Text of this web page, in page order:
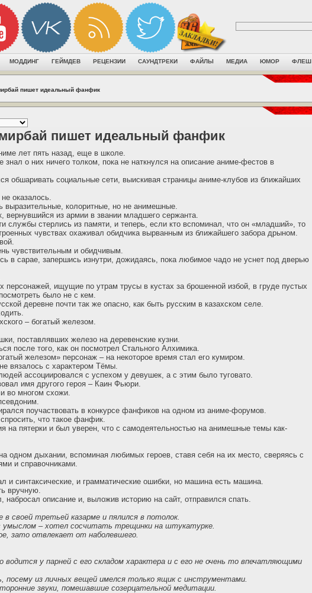
МОДДИНГ ГЕЙМДЕВ РЕЦЕНЗИИ САУНДТРЕКИ ФАЙЛЫ МЕДИА ЮМОР ФЛЕШ
пишет идеальный фанфик
пишет идеальный фанфик
лет пять назад, еще в школе.
знал о них ничего толком, пока не наткнулся на описание аниме-фестов в
обшаривать социальные сети, выискивая страницы аниме-клубов из ближайших
оказалось.
выразительные, колоритные, но не анимешные.
вернувшийся из армии в звании младшего сержанта.
службы стерлись из памяти, и теперь, если кто вспоминал, что он «младший», то
чувствах охаживал обидчика вырванным из ближайшего забора дрыном.
чувствительным и обидчивым.
в сарае, запершись изнутри, дожидаясь, пока любимое чадо не уснет под дверью
персонажей, ищущие по утрам трусы в кустах за брошенной избой, в груде пустых
было не с кем.
деревне почти так же опасно, как быть русским в казахском селе.
– богатый железом.
поставлявших железо на деревенские кузни.
после того, как он посмотрел Стального Алхимика.
железом» персонаж – на некоторое время стал его кумиром.
вязалось с характером Тёмы.
ассоциировался с успехом у девушек, а с этим было туговато.
имя другого героя – Каин Фьюри.
во многом схожи.
поучаствовать в конкурсе фанфиков на одном из аниме-форумов.
что такое фанфик.
на пятерки и был уверен, что с самодеятельностью на анимешные темы как-
одном дыхании, вспоминая любимых героев, ставя себя на их место, сверяясь с
и справочниками.
и синтаксические, и грамматические ошибки, но машина есть машина.
вручную.
набросал описание и, выложив историю на сайт, отправился спать.
в своей третьей казарме и пялился в потолок.
умыслом – хотел сосчитать трещинки на штукатурке.
зато отвлекает от наболевшего.
водится у парней с его складом характера и с его не очень то впечатляющими
посему из личных вещей имелся только ящик с инструментами.
звуки, помешавшие созерцательной медитации.